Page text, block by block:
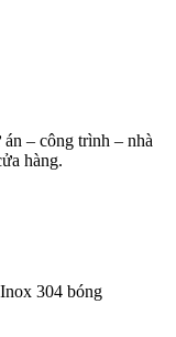
– công trình – nhà
hàng.
304 bóng